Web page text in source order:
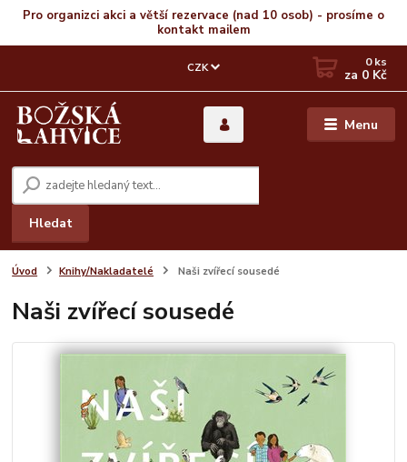
Pro organizci akci a větší rezervace (nad 10 osob) - prosíme o
kontakt mailem
Menu
CZK
Hledat
0ks
za 0 Kč
Úvod Knihy/Nakladatelé Naši zvířecí sousedé
Naši zvířecí sousedé